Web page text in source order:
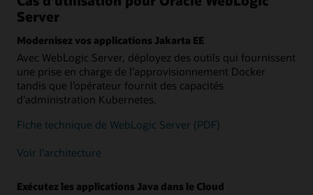
Server
Modernisez vos applications Jakarta EE
Avec WebLogic Server, déployez des outils qui fournissent
une prise en charge de l’approvisionnement Docker
tandis que l’opérateur fournit des capacités
d’administration Kubernetes.
Fiche technique de WebLogic Server (PDF)
Voir l'architecture
Exécutez les applications Java dans le Cloud